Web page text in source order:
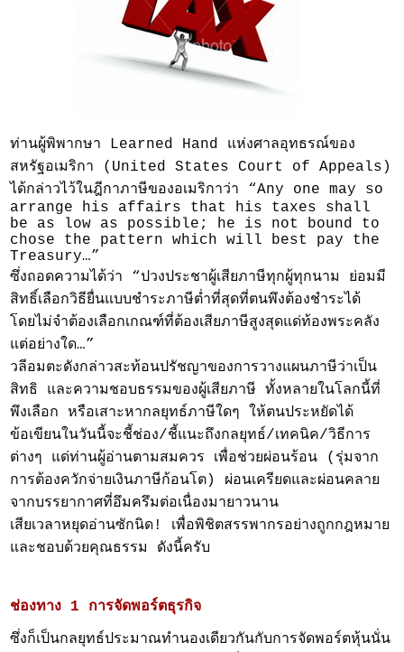
ท่านผู้พิพากษา Learned Hand แห่งศาลอุทธรณ์ของ
สหรัฐอเมริกา (United States Court of Appeals)
ได้กล่าวไว้ในฎีกาภาษีของอเมริกาว่า “Any one may so
arrange his affairs that his taxes shall
be as low as possible; he is not bound to
chose the pattern which will best pay the
Treasury…”
ซึ่งถอดความได้ว่า “ปวงประชาผู้เสียภาษีทุกผู้ทุกนาม ย่อมมี
สิทธิ์เลือกวิธียื่นแบบชำระภาษีต่ำที่สุดที่ตนพึงต้องชำระได้
โดยไม่จำต้องเลือกเกณฑ์ที่ต้องเสียภาษีสูงสุดแด่ท้องพระคลัง
แต่อย่างใด…”
วลีอมตะดังกล่าวสะท้อนปรัชญาของการวางแผนภาษีว่าเป็น
สิทธิ และความชอบธรรมของผู้เสียภาษี ทั้งหลายในโลกนี้ที่
พึงเลือก หรือเสาะหากลยุทธ์ภาษีใดๆ ให้ตนประหยัดได้
ข้อเขียนในวันนี้จะชี้ช่อง/ชี้แนะถึงกลยุทธ์/เทคนิค/วิธีการ
ต่างๆ แด่ท่านผู้อ่านตามสมควร เพื่อช่วยผ่อนร้อน (รุ่มจาก
การต้องควักจ่ายเงินภาษีก้อนโต) ผ่อนเครียดและผ่อนคลาย
จากบรรยากาศที่อึมครึมต่อเนื่องมายาวนาน
เสียเวลาหยุดอ่านซักนิด! เพื่อพิชิตสรรพากรอย่างถูกกฎหมาย
และชอบด้วยคุณธรรม ดังนี้ครับ
ช่องทาง 1 การจัดพอร์ตธุรกิจ
ซึ่งก็เป็นกลยุทธ์ประมาณทำนองเดียวกันกับการจัดพอร์ตหุ้นนั่น